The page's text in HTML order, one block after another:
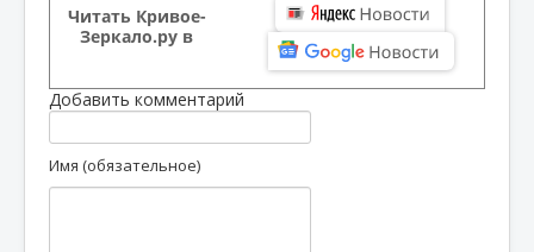
Читать Кривое-
Зеркало.ру в
Добавить комментарий
Имя (обязательное)